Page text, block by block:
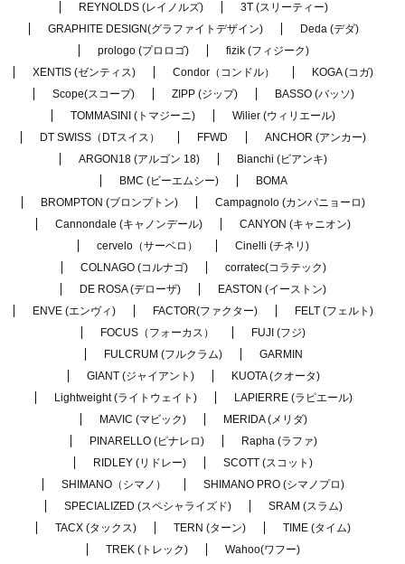
REYNOLDS (レイノルズ)
3T (スリーティー)
GRAPHITE DESIGN(グラファイトデザイン)
Deda (デダ)
prologo (プロロゴ)
fizik (フィジーク)
XENTIS (ゼンティス)
Condor（コンドル）
KOGA (コガ)
Scope(スコープ)
ZIPP (ジップ)
BASSO (バッソ)
TOMMASINI (トマジーニ)
Wilier (ウィリエール)
DT SWISS（DTスイス）
FFWD
ANCHOR (アンカー)
ARGON18 (アルゴン 18)
Bianchi (ビアンキ)
BMC (ビーエムシー)
BOMA
BROMPTON (ブロンプトン)
Campagnolo (カンパニョーロ)
Cannondale (キャノンデール)
CANYON (キャニオン)
cervelo（サーベロ）
Cinelli (チネリ)
COLNAGO (コルナゴ)
corratec(コラテック)
DE ROSA (デローザ)
EASTON (イーストン)
ENVE (エンヴィ)
FACTOR(ファクター)
FELT (フェルト)
FOCUS（フォーカス）
FUJI (フジ)
FULCRUM (フルクラム)
GARMIN
GIANT (ジャイアント)
KUOTA (クオータ)
Lightweight (ライトウェイト)
LAPIERRE (ラピエール)
MAVIC (マビック)
MERIDA (メリダ)
PINARELLO (ピナレロ)
Rapha (ラファ)
RIDLEY (リドレー)
SCOTT (スコット)
SHIMANO（シマノ）
SHIMANO PRO (シマノプロ)
SPECIALIZED (スペシャライズド)
SRAM (スラム)
TACX (タックス)
TERN (ターン)
TIME (タイム)
TREK (トレック)
Wahoo(ワフー)